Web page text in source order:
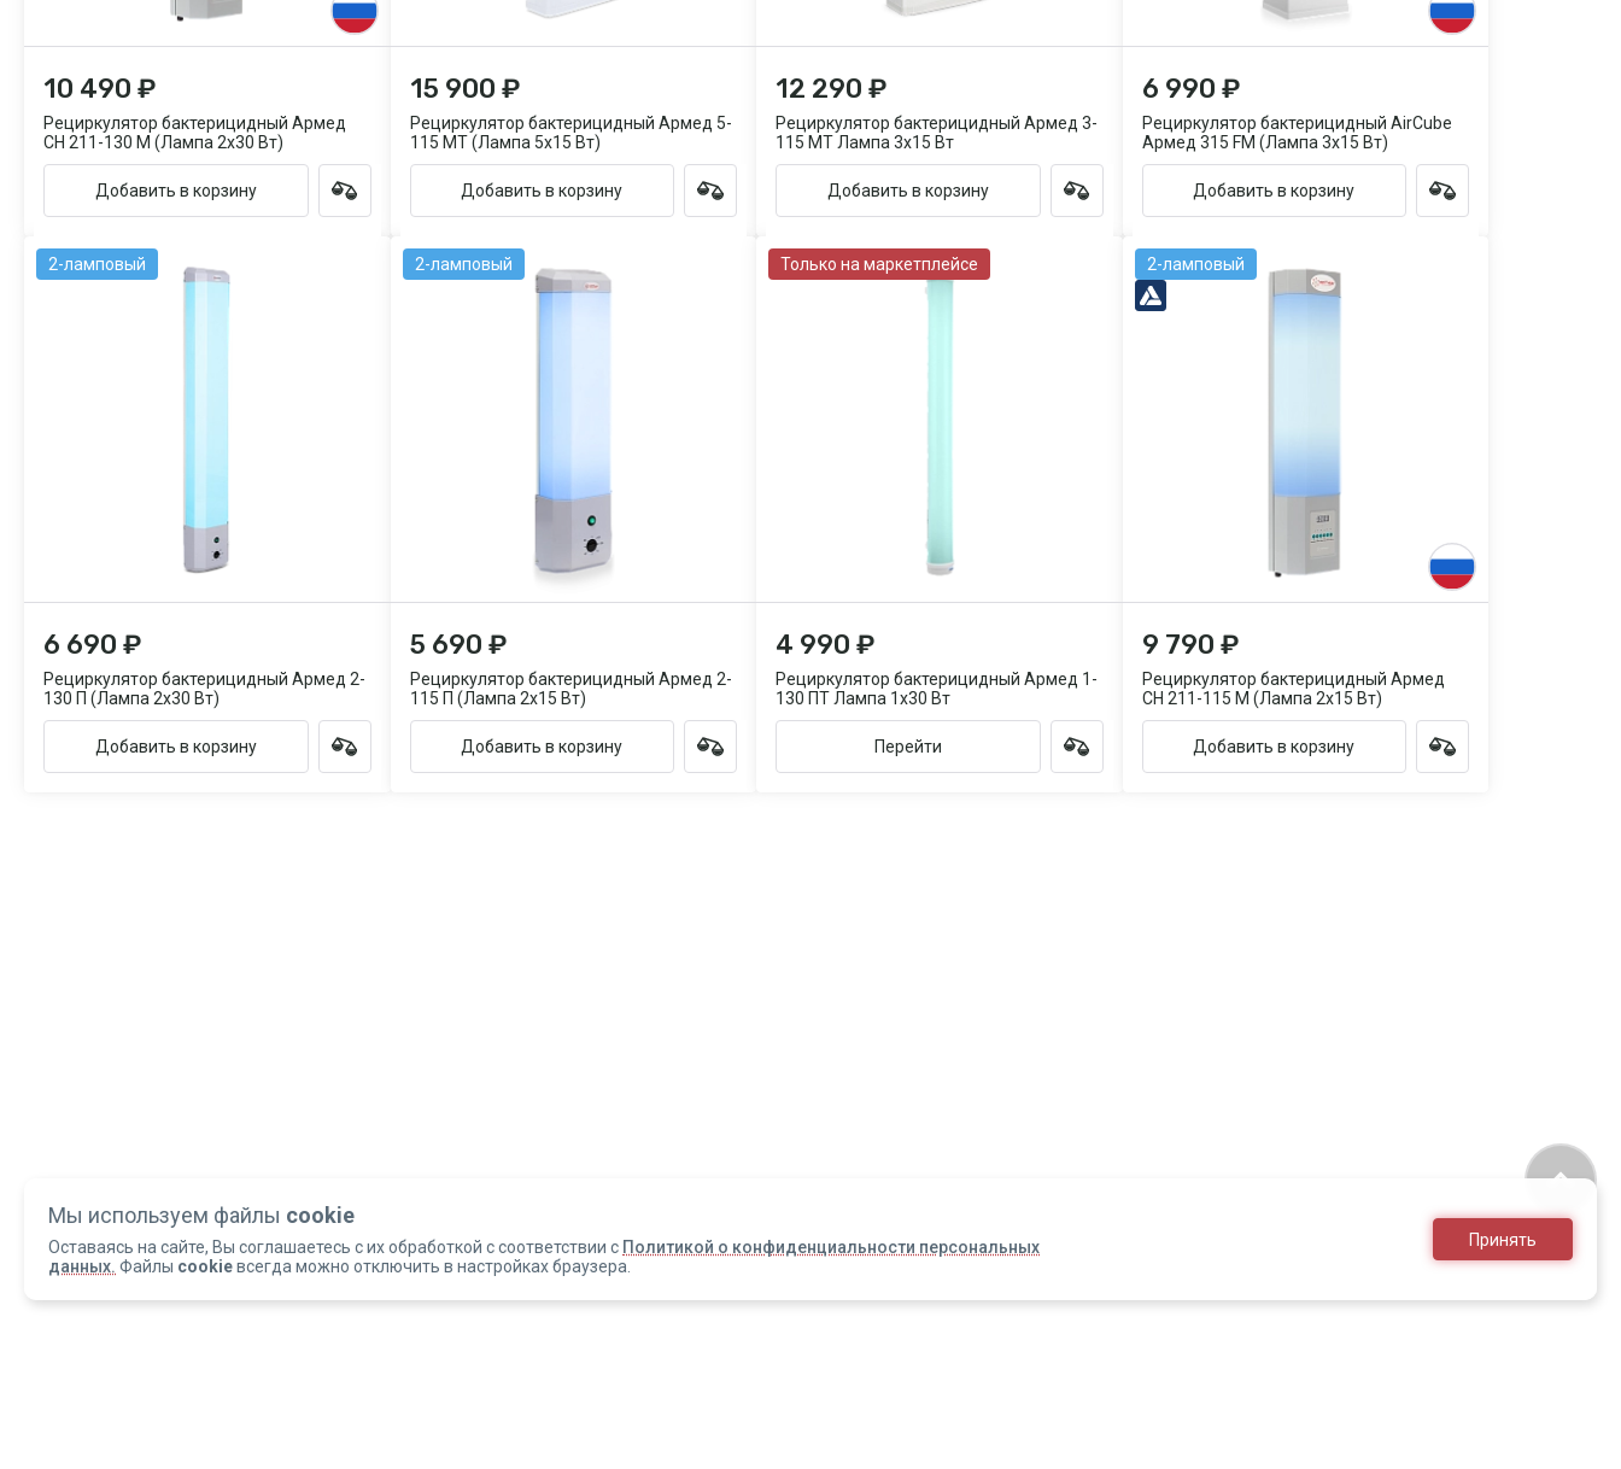
10 490 ₽
Рециркулятор бактерицидный Армед
СН 211-130 М (Лампа 2х30 Вт)
Добавить в корзину
15 900 ₽
Рециркулятор бактерицидный Армед 5-
115 МТ (Лампа 5х15 Вт)
Добавить в корзину
12 290 ₽
Рециркулятор бактерицидный Армед 3-
115 МТ Лампа 3х15 Вт
Добавить в корзину
6 990 ₽
Рециркулятор бактерицидный AirCube
Армед 315 FM (Лампа 3х15 Вт)
Добавить в корзину
2-ламповый
6 690 ₽
Рециркулятор бактерицидный Армед 2-
130 П (Лампа 2х30 Вт)
Добавить в корзину
2-ламповый
5 690 ₽
Рециркулятор бактерицидный Армед 2-
115 П (Лампа 2х15 Вт)
Добавить в корзину
Только на маркетплейсе
4 990 ₽
Рециркулятор бактерицидный Армед 1-
130 ПТ Лампа 1х30 Вт
Перейти
2-ламповый
9 790 ₽
Рециркулятор бактерицидный Армед
СН 211-115 М (Лампа 2х15 Вт)
Добавить в корзину
Мы используем файлы cookie
Оставаясь на сайте, Вы соглашаетесь с их обработкой с соответствии с Политикой о конфиденциальности персональных
данных. Файлы cookieвсегда можно отключить в настройках браузера.
Принять